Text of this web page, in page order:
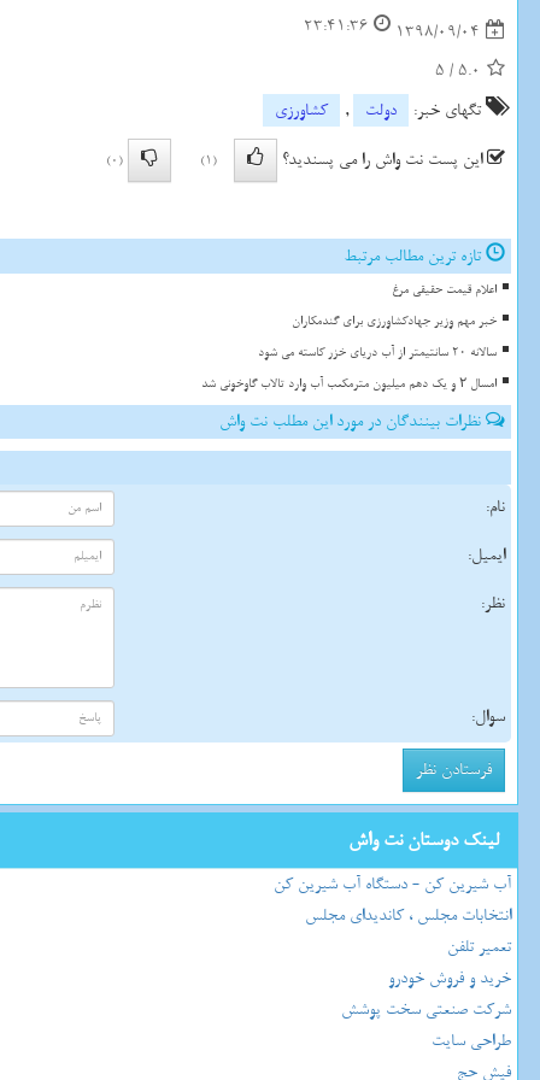
1398/09/04
23:41:36
5.0
/
5
تگهای خبر:
دولت ,
كشاورزی
این پست نت واش را می پسندید؟
(1)
(0)
تازه ترین مطالب مرتبط
اعلام قیمت حقیقی مرغ
خبر مهم وزیر جهادکشاورزی برای گندمکاران
سالانه 20 سانتیمتر از آب دریای خزر کاسته می شود
امسال ۲ و یک دهم میلیون مترمکعب آب وارد تالاب گاوخونی شد
نظرات بینندگان در مورد این مطلب نت واش
نام:
ایمیل:
نظر:
سوال:
لینک دوستان نت واش
آب شیرین کن - دستگاه آب شیرین کن
انتخابات مجلس ، کاندیدای مجلس
تعمیر تلفن
خرید و فروش خودرو
شرکت صنعتی سخت پوشش
طراحی سایت
فیش حج